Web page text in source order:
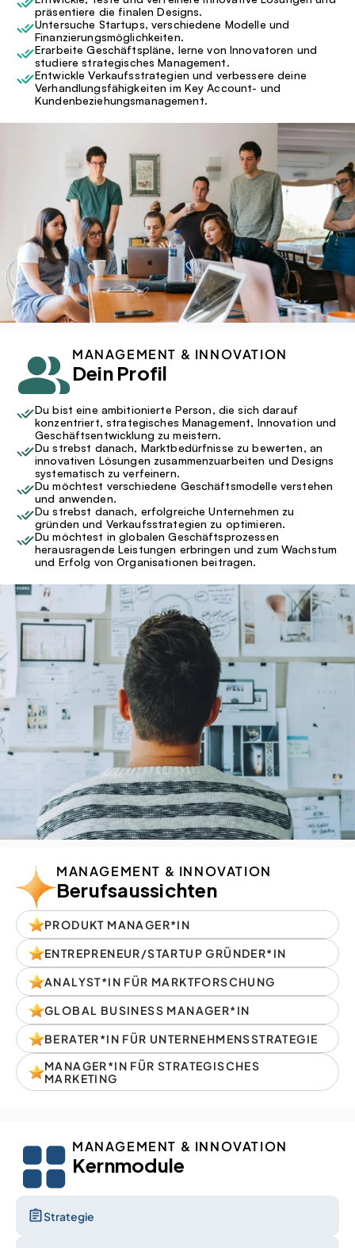
präsentiere die finalen Designs.
Untersuche Startups, verschiedene Modelle und
Finanzierungsmöglichkeiten.
Erarbeite Geschäftspläne, lerne von Innovatoren und
studiere strategisches Management.
Entwickle Verkaufsstrategien und verbessere deine
Verhandlungsfähigkeiten im Key Account- und
Kundenbeziehungsmanagement.
MANAGEMENT & INNOVATION
Dein Profil
Du bist eine ambitionierte Person, die sich darauf
konzentriert, strategisches Management, Innovation und
Geschäftsentwicklung zu meistern.
Du strebst danach, Marktbedürfnisse zu bewerten, an
innovativen Lösungen zusammenzuarbeiten und Designs
systematisch zu verfeinern.
Du möchtest verschiedene Geschäftsmodelle verstehen
und anwenden.
Du strebst danach, erfolgreiche Unternehmen zu
gründen und Verkaufsstrategien zu optimieren.
Du möchtest in globalen Geschäftsprozessen
herausragende Leistungen erbringen und zum Wachstum
und Erfolg von Organisationen beitragen.
MANAGEMENT & INNOVATION
Berufsaussichten
PRODUKT MANAGER*IN
ENTREPRENEUR/STARTUP GRÜNDER*IN
ANALYST*IN FÜR MARKTFORSCHUNG
GLOBAL BUSINESS MANAGER*IN
BERATER*IN FÜR UNTERNEHMENSSTRATEGIE
MANAGER*IN FÜR STRATEGISCHES
MARKETING
MANAGEMENT & INNOVATION
Kernmodule
Strategie